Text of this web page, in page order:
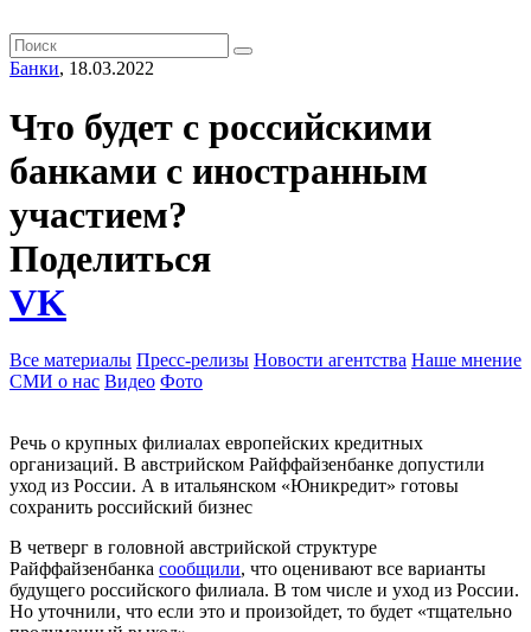
Банки, 18.03.2022
Что будет с российскими
банками с иностранным
участием?
Поделиться
VK
Все материалы Пресс-релизы Новости агентства Наше мнение
СМИ о нас Видео Фото
Речь о крупных филиалах европейских кредитных
организаций. В австрийском Райффайзенбанке допустили
уход из России. А в итальянском «Юникредит» готовы
сохранить российский бизнес
В четверг в головной австрийской структуре
Райффайзенбанка сообщили, что оценивают все варианты
будущего российского филиала. В том числе и уход из России.
Но уточнили, что если это и произойдет, то будет «тщательно